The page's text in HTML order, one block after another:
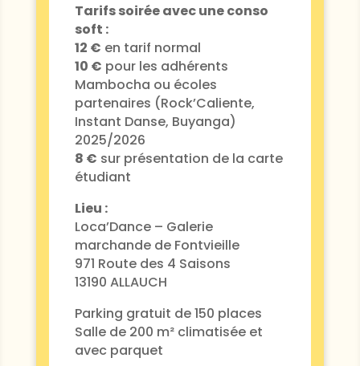
Tarifs soirée avec une conso
soft :
12 € en tarif normal
10 € pour les adhérents
Mambocha ou écoles
partenaires (Rock’Caliente,
Instant Danse, Buyanga)
2025/2026
8 € sur présentation de la carte
étudiant
Lieu :
Loca’Dance – Galerie
marchande de Fontvieille
971 Route des 4 Saisons
13190 ALLAUCH
Parking gratuit de 150 places
Salle de 200 m² climatisée et
avec parquet